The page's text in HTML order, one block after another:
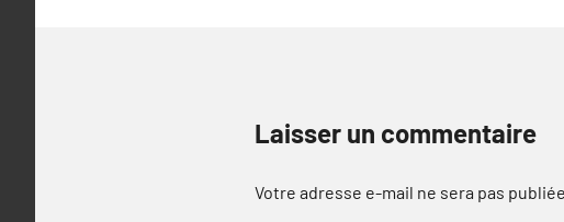
Laisser un commentaire
Votre adresse e-mail ne sera pas publiée.